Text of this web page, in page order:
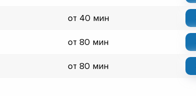
от 40 мин
от 80 мин
от 80 мин